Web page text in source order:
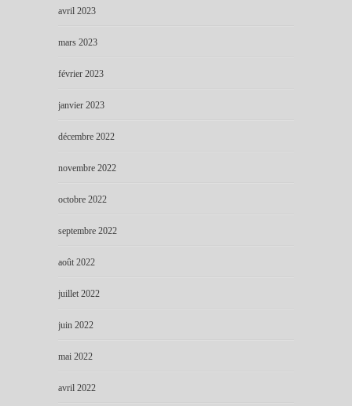
avril 2023
mars 2023
février 2023
janvier 2023
décembre 2022
novembre 2022
octobre 2022
septembre 2022
août 2022
juillet 2022
juin 2022
mai 2022
avril 2022